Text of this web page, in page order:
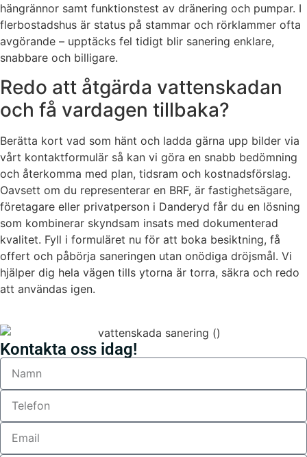
hängrännor samt funktionstest av dränering och pumpar. I
flerbostadshus är status på stammar och rörklammer ofta
avgörande – upptäcks fel tidigt blir sanering enklare,
snabbare och billigare.
Redo att åtgärda vattenskadan
och få vardagen tillbaka?
Berätta kort vad som hänt och ladda gärna upp bilder via
vårt kontaktformulär så kan vi göra en snabb bedömning
och återkomma med plan, tidsram och kostnadsförslag.
Oavsett om du representerar en BRF, är fastighetsägare,
företagare eller privatperson i Danderyd får du en lösning
som kombinerar skyndsam insats med dokumenterad
kvalitet. Fyll i formuläret nu för att boka besiktning, få
offert och påbörja saneringen utan onödiga dröjsmål. Vi
hjälper dig hela vägen tills ytorna är torra, säkra och redo
att användas igen.
Kontakta oss idag!